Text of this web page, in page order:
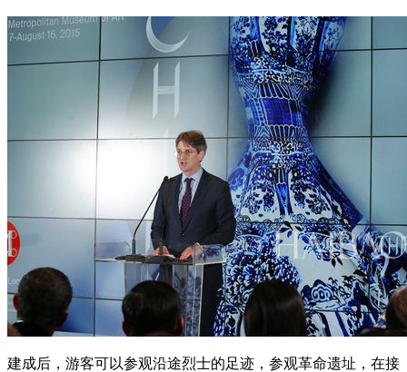
建成后，游客可以参观沿途烈士的足迹，参观革命遗址，在接